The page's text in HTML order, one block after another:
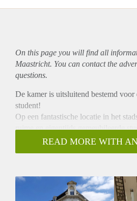
On this page you will find all
Maastricht. You can contact the
questions.
De kamer is uitsluitend bestemd
student!
Op een fantastische locatie in het
ruime en eigentijds gemeubileerde
De kamer is op de 2de verdieping
een eigen moderne kitchenette. De
Huurgegevens:
READ MORE WITH